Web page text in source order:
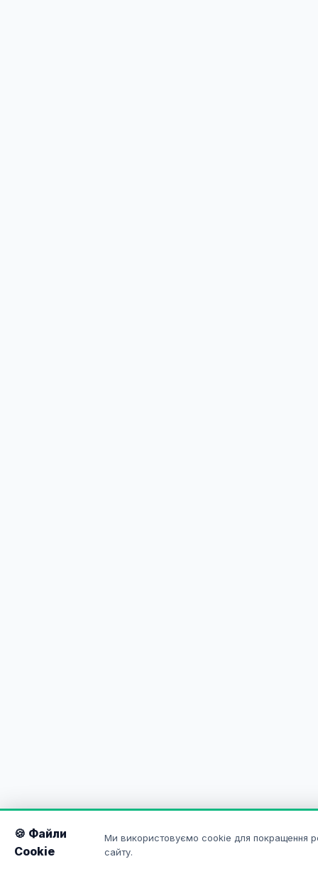
🍪 Файли
Cookie
Ми використовуємо cookie для покращення
сайту.